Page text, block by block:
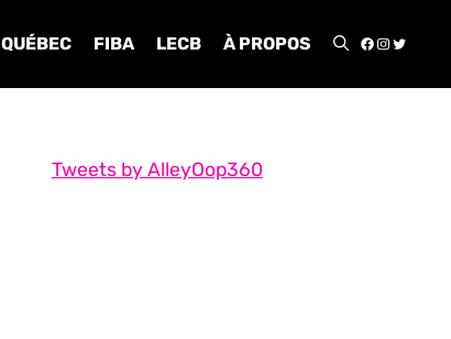
QUÉBEC FIBA LECB À PROPOS
Tweets by AlleyOop360